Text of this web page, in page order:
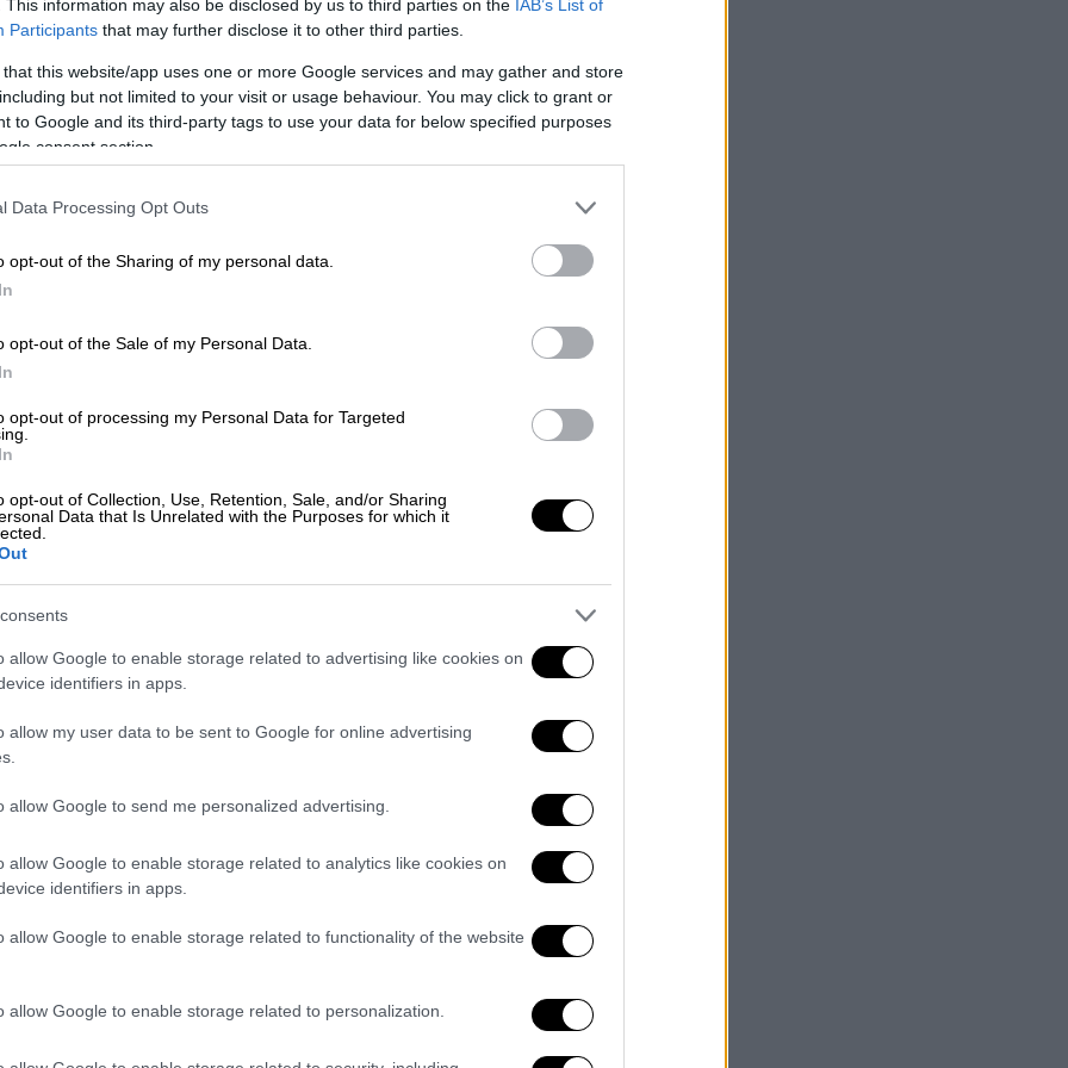
This information may also be disclosed by us to third parties on the IAB’s List of
Participants that may further disclose it to other third parties.
that this website/app uses one or more Google services and may gather and store
but not limited to your visit or usage behaviour. You may click to grant or
to Google and its third-party tags to use your data for below specified purposes
consent section.
Data Processing Opt Outs
opt-out of the Sharing of my personal data.
opt-out of the Sale of my Personal Data.
opt-out of processing my Personal Data for Targeted
opt-out of Collection, Use, Retention, Sale, and/or Sharing
Data that Is Unrelated with the Purposes for which it
allow Google to enable storage related to advertising like cookies on
identifiers in apps.
allow my user data to be sent to Google for online advertising
allow Google to send me personalized advertising.
allow Google to enable storage related to analytics like cookies on
identifiers in apps.
allow Google to enable storage related to functionality of the website
allow Google to enable storage related to personalization.
σημαία στο μουσείο Ζυγομαλά στον Αυλώνα /
γραμμή των μαχών στο Μπιζάνι.
έμεινε στα Ιωάννινα και στις
1913 βρέθηκε δολοφονημένος στα
που παρέδωσε ο ελληνικός
ήταν και μία τουρκική σημαία.
για τη σημαία των Τούρκων
Φεβρουαρίου 1913, οπότε οι Έλληνες
σημαία όχι μόνο στο Μπιζάνι
Ελένη Μελίδη, διευθύντρια του Μουσείου
τη συντήρηση των κειμηλίων που
το οποίο από το 1930 λειτουργεί
διασώθηκε αυτή η τουρκική σημαία
και τα χρόνια του Β΄ Παγκοσμίου
πρώτα που συντηρήσαμε. Έγινε πολύ